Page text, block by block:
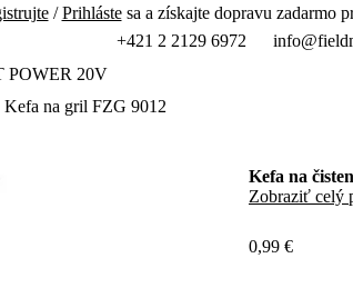
/Prihlástesa a získajte dopravu zadarmo
+421 2 2129 6972
POWER 20V
Kefa na gril FZG 9012
Kefa na
Zobraziť celý
0,99 €